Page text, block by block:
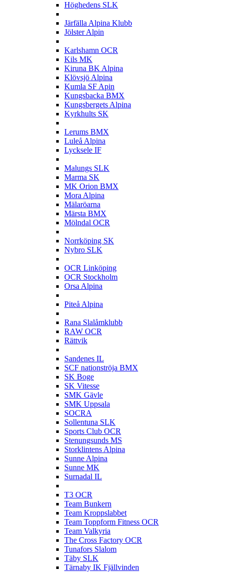
Höghedens SLK
Järfälla Alpina Klubb
Jölster Alpin
Karlshamn OCR
Kils MK
Kiruna BK Alpina
Klövsjö Alpina
Kumla SF Apin
Kungsbacka BMX
Kungsbergets Alpina
Kyrkhults SK
Lerums BMX
Luleå Alpina
Lycksele IF
Malungs SLK
Marma SK
MK Orion BMX
Mora Alpina
Mälaröarna
Märsta BMX
Mölndal OCR
Norrköping SK
Nybro SLK
OCR Linköping
OCR Stockholm
Orsa Alpina
Piteå Alpina
Rana Slalåmklubb
RAW OCR
Rättvik
Sandenes IL
SCF nationströja BMX
SK Boge
SK Vitesse
SMK Gävle
SMK Uppsala
SOCRA
Sollentuna SLK
Sports Club OCR
Stenungsunds MS
Storklintens Alpina
Sunne Alpina
Sunne MK
Surnadal IL
T3 OCR
Team Bunkern
Team Kroppslabbet
Team Toppform Fitness OCR
Team Valkyria
The Cross Factory OCR
Tunafors Slalom
Täby SLK
Tärnaby IK Fjällvinden